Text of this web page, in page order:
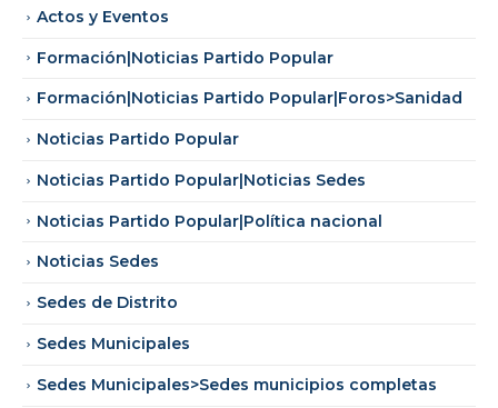
Actos y Eventos
Formación|Noticias Partido Popular
Formación|Noticias Partido Popular|Foros>Sanidad
Noticias Partido Popular
Noticias Partido Popular|Noticias Sedes
Noticias Partido Popular|Política nacional
Noticias Sedes
Sedes de Distrito
Sedes Municipales
Sedes Municipales>Sedes municipios completas